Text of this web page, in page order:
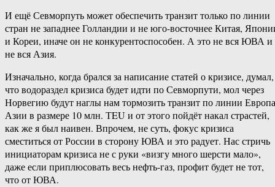
И ещё Севморпуть может обеспечить транзит только по линии
стран не западнее Голландии и не юго-восточнее Китая,
и Кореи, иначе он не конкурентоспособен. А это не вся ЮВА и
не вся Азия.
Изначально, когда брался за написание статей о кризисе, думал,
что водораздел кризиса будет идти по Севморпути, мол через
Норвегию будут наглы нам тормозить транзит по линии
Азии в размере 10 млн. ТEU и от этого пойдёт накал страстей,
как же я был наивен. Впрочем, не суть, фокус кризиса
сместиться от России в сторону ЮВА и это радует. Нас стричь
инициаторам кризиса не с руки «визгу много шерсти мало»,
даже если приплюсовать весь нефть-газ, профит будет не тот,
что от ЮВА.